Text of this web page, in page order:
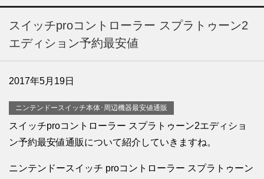
スイッチproコントローラー スプラトゥーン2
エディション予約最安値
2017年5月19日
ニンテンドースイッチ本体･周辺機器最安値通販
スイッチproコントローラー スプラトゥーン2エディショ
ン予約最安値通販について紹介していきますね。
ニンテンドースイッチ proコントローラー スプラトゥーン